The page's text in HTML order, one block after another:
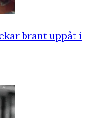
brant uppåt i